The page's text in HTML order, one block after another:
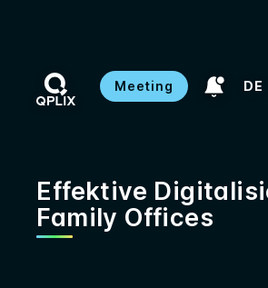
Meeting DE
Effektive
Family Offices